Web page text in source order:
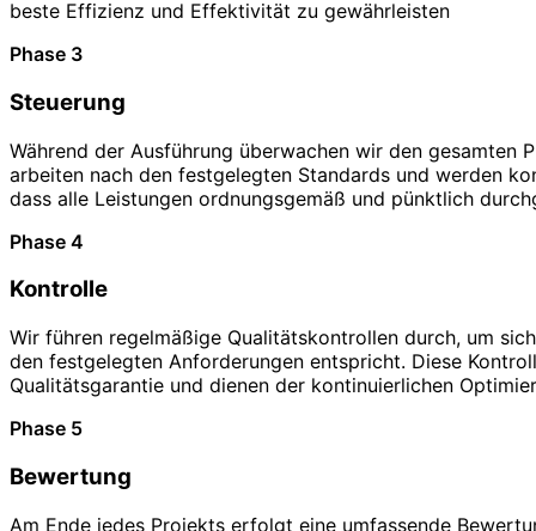
beste Effizienz und Effektivität zu gewährleisten
Phase 3
Steuerung
Während der Ausführung überwachen wir den gesamten
arbeiten nach den festgelegten Standards und werden
dass alle Leistungen ordnungsgemäß und pünktlich
Phase 4
Kontrolle
Wir führen regelmäßige Qualitätskontrollen durch, um
den festgelegten Anforderungen entspricht. Diese
Qualitätsgarantie und dienen der kontinuierlichen
Phase 5
Bewertung
Am Ende jedes Projekts erfolgt eine umfassende